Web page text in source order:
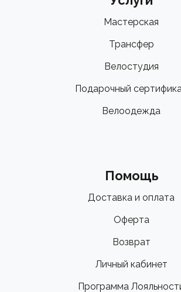
Мастерская
Трансфер
Велостудия
Подарочный
Велоодежда
Помощь
Доставка и оплата
Оферта
Возврат
Личный кабинет
Программа